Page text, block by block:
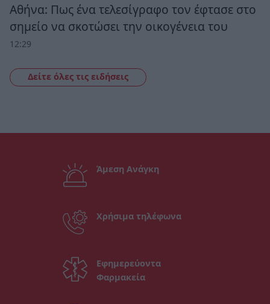
Αθήνα: Πως ένα τελεσίγραφο τον έφτασε στο
σημείο να σκοτώσει την οικογένεια του
12:29
Δείτε όλες τις ειδήσεις
Άμεση Ανάγκη
Χρήσιμα τηλέφωνα
Εφημερεύοντα
Φαρμακεία